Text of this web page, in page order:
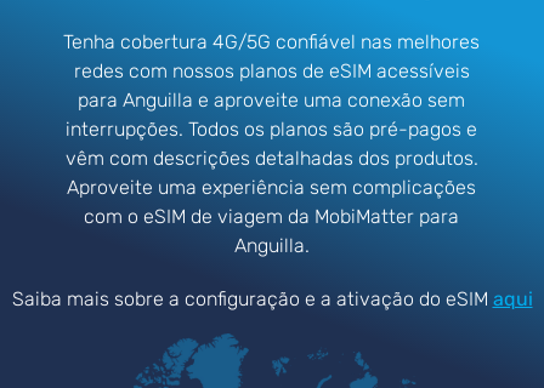
Tenha cobertura 4G/5G confiável nas melhores
redes com nossos planos de eSIM acessíveis
para Anguilla e aproveite uma conexão sem
interrupções. Todos os planos são pré-pagos e
vêm com descrições detalhadas dos produtos.
Aproveite uma experiência sem complicações
com o eSIM de viagem da MobiMatter para
Anguilla.
Saiba mais sobre a configuração e a ativação do eSIM aqui